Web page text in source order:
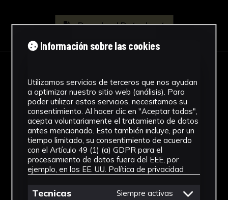
Download Datasheet
IMAGES
Información sobre las cookies
Utilizamos servicios de terceros que nos ayudan
a optimizar nuestro sitio web (análisis). Para
poder utilizar estos servicios, necesitamos su
consentimiento. Al hacer clic en "Aceptar todas",
acepta voluntariamente el tratamiento de datos
antes mencionado. Esto también incluye, por un
tiempo limitado, su consentimiento de acuerdo
con el Artículo 49 (1) (a) GDPR para el
procesamiento de datos fuera del EEE, por
ejemplo, en los EE. UU. Política de privacidad
Tecnicas Siempre activas